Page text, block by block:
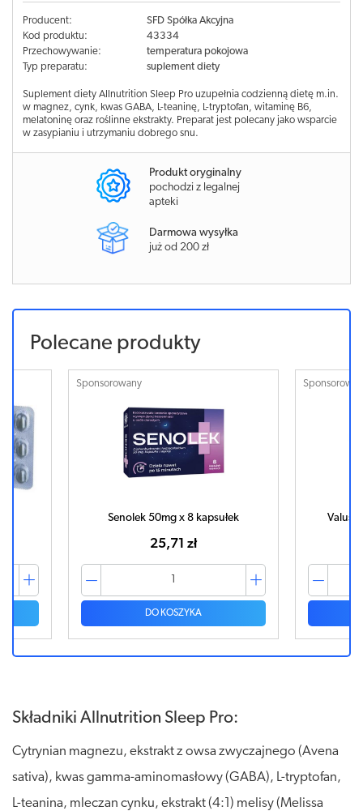
Producent:
SFD Spółka Akcyjna
Kod produktu:
43334
Przechowywanie:
temperatura pokojowa
Typ preparatu:
suplement diety
Suplement diety Allnutrition Sleep Pro uzupełnia codzienną dietę m.in.
w magnez, cynk, kwas GABA, L-teaninę, L-tryptofan, witaminę B6,
melatoninę oraz roślinne ekstrakty. Preparat jest polecany jako wsparcie
w zasypianiu i utrzymaniu dobrego snu.
Produkt oryginalny
pochodzi z legalnej
apteki
Darmowa wysyłka
już od 200 zł
Polecane produkty
Sponsorowany
Senolek 50mg x 8 kapsułek
25,71 zł
DO KOSZYKA
Składniki Allnutrition Sleep Pro:
Cytrynian magnezu, ekstrakt z owsa zwyczajnego (Avena
sativa), kwas gamma-aminomasłowy (GABA), L-tryptofan,
L-teanina, mleczan cynku, ekstrakt (4:1) melisy (Melissa